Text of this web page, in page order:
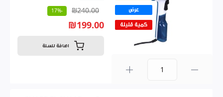
عرض
كمية قليلة
₪240.00
-17%
₪199.00
اضافة للسلة